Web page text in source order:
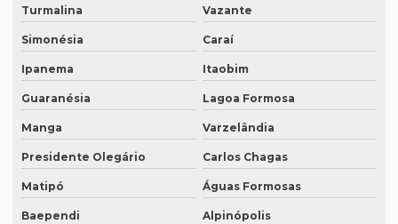
Intérprete para palestras
Intérprete português chinês
Intérprete português inglês profissional
Intérprete português japonês
Intérprete português mandarim
Intérprete profissional coreano português
Intérprete profissional em eventos
Turmalina Vazante
Simonésia Caraí
Ipanema Itaobim
Guaranésia Lagoa Formosa
Manga Varzelândia
Presidente Olegário Carlos Chagas
Matipó Águas Formosas
Baependi Alpinópolis